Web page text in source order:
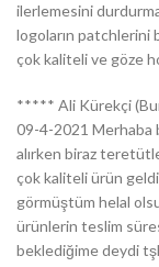
ilerlemesini
logoların patchlerini
çok kaliteli ve göze
***** Ali Kürekçi
09-4-2021 Merhaba
alırken biraz
çok kaliteli ürün
görmüştüm helal
ürünlerin teslim
beklediğime deydi